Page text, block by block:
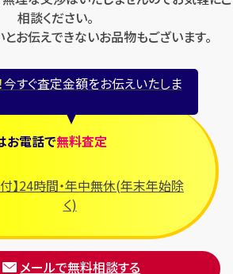
相談ください。
お伝えできないお品物もございます。
今すぐ査定金額をお伝えいたしま
お電話で無料査定
】24時間・年中無休(年末年始除
く)
メールで無料相談する